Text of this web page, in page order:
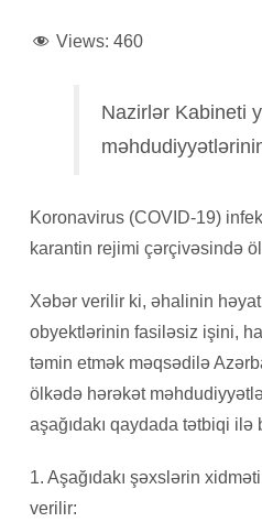
Views: 460
Nazirlər Kabineti
Koronavirus (COVID-19)
karantin rejimi çərçivəsində
Xəbər verilir ki, əhalinin həyat
obyektlərinin fasiləsiz işini,
təmin etmək məqsədilə
ölkədə hərəkət
aşağıdakı qaydada tətbiqi ilə
1. Aşağıdakı şəxslərin
verilir: